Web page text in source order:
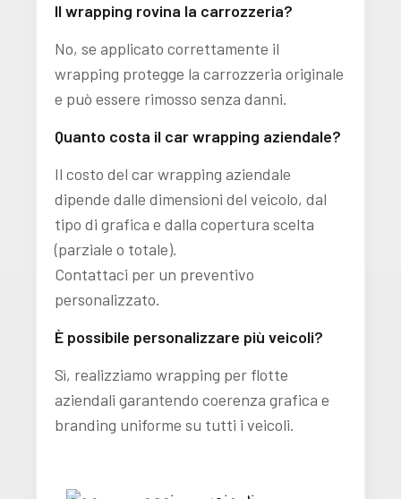
Il wrapping rovina la carrozzeria?
No, se applicato correttamente il
wrapping protegge la carrozzeria originale
e può essere rimosso senza danni.
Quanto costa il car wrapping aziendale?
Il costo del car wrapping aziendale
dipende dalle dimensioni del veicolo, dal
tipo di grafica e dalla copertura scelta
(parziale o totale).
Contattaci per un preventivo
personalizzato.
È possibile personalizzare più veicoli?
Sì, realizziamo wrapping per flotte
aziendali garantendo coerenza grafica e
branding uniforme su tutti i veicoli.